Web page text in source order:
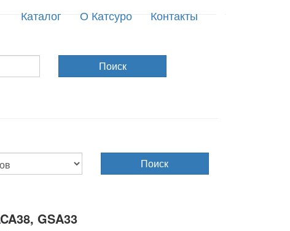
Каталог О Катсуро
Контакты
Поиск
Поиск
GSA33